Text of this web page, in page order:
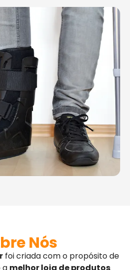
Nós
foi criada com o propósito de